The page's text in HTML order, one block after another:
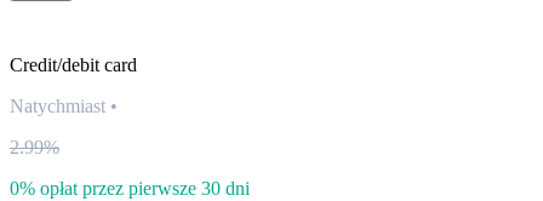
Credit/debit card
Natychmiast •
2.99%
0% opłat przez pierwsze 30 dni